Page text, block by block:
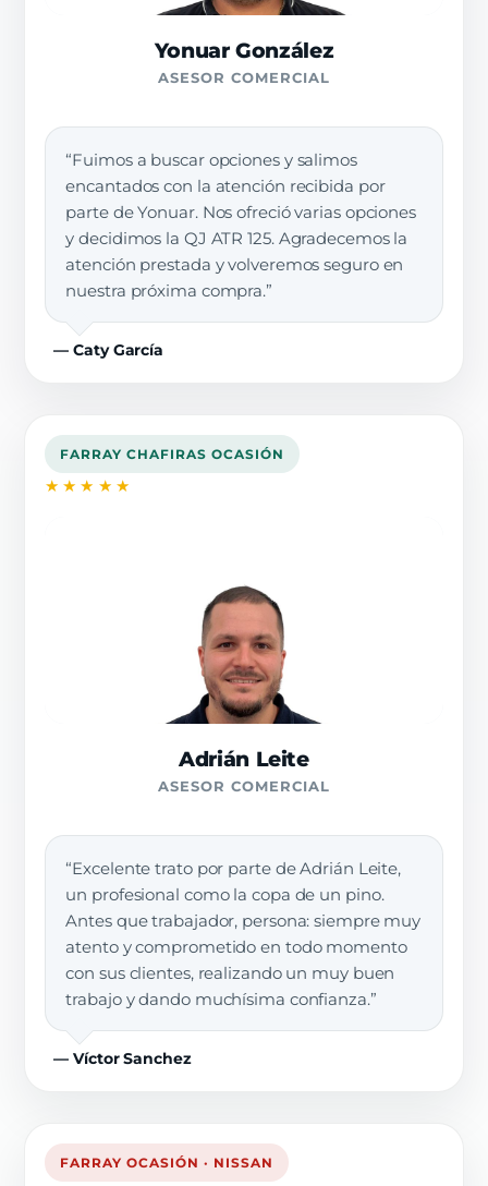
Yonuar González
ASESOR COMERCIAL
“Fuimos a buscar opciones y salimos
encantados con la atención recibida por
parte de Yonuar. Nos ofreció varias opciones
y decidimos la QJ ATR 125. Agradecemos la
atención prestada y volveremos seguro en
nuestra próxima compra.”
— Caty García
FARRAY CHAFIRAS OCASIÓN
★★★★★
Adrián Leite
ASESOR COMERCIAL
“Excelente trato por parte de Adrián Leite,
un profesional como la copa de un pino.
Antes que trabajador, persona: siempre muy
atento y comprometido en todo momento
con sus clientes, realizando un muy buen
trabajo y dando muchísima confianza.”
— Víctor Sanchez
FARRAY OCASIÓN · NISSAN